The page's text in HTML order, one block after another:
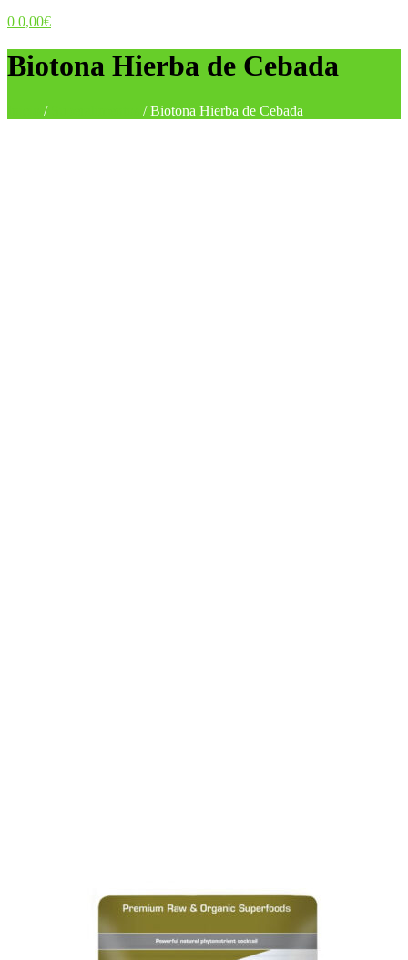
0 0,00€
Biotona Hierba de Cebada
/ /Biotona Hierba de Cebada